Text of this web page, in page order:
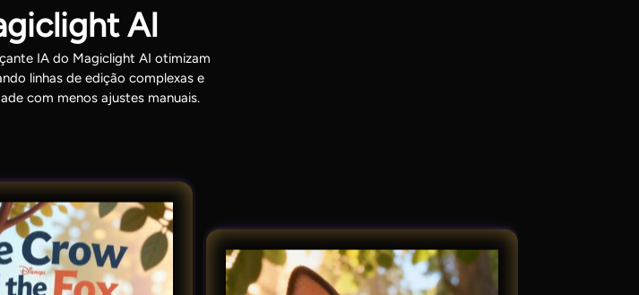
AI
IA do Magiclight AI otimizam
linhas de edição complexas e
com menos ajustes manuais.